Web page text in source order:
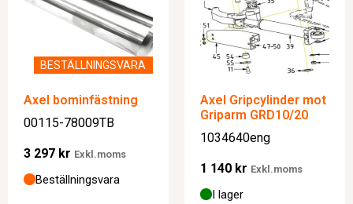
BESTÄLLNINGSVARA
Axel bominfästning
00115-78009TB
3 297 kr Exkl.moms
Beställningsvara
Axel Gripcylinder mot
Griparm GRD10/20
1034640eng
1 140 kr Exkl.moms
I lager